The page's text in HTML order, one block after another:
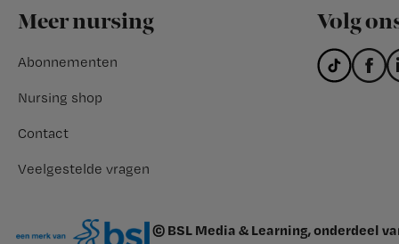
Footer
Meer nursing
Abonnementen
Nursing shop
Contact
Veelgestelde vragen
Volg
© BSL Media & Learning, onderdeel